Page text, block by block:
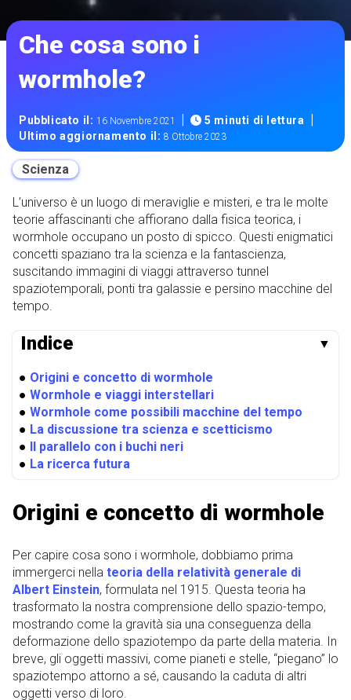
Che cosa sono i
wormhole?
Pubblicato il:16 Novembre 2021 | 5 minuti di lettura |
Ultimo aggiornamento il:8 Ottobre 2023
Scienza
L’universo è un luogo di meraviglie e misteri, e tra le molte
teorie affascinanti che affiorano dalla fisica teorica, i
wormhole occupano un posto di spicco. Questi enigmatici
concetti spaziano tra la scienza e la fantascienza,
suscitando immagini di viaggi attraverso tunnel
spaziotemporali, ponti tra galassie e persino macchine del
tempo.
Indice ▼
● Origini e concetto di wormhole
● Wormhole e viaggi interstellari
● Wormhole come possibili macchine del tempo
● La discussione tra scienza e scetticismo
●
Il parallelo con i buchi neri
● La ricerca futura
Origini e concetto di wormhole
Per capire cosa sono i wormhole, dobbiamo prima
immergerci nella teoria della relatività generale di
Albert Einstein, formulata nel 1915. Questa teoria ha
trasformato la nostra comprensione dello spazio-tempo,
mostrando come la gravità sia una conseguenza della
deformazione dello spaziotempo da parte della materia. In
breve, gli oggetti massivi, come pianeti e stelle, “piegano” lo
spaziotempo attorno a sé, causando la caduta di altri
oggetti verso di loro.